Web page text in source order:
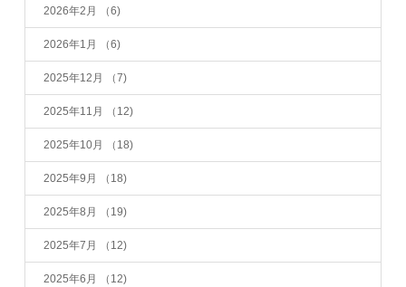
2026年2月 （6)
2026年1月 （6)
2025年12月 （7)
2025年11月 （12)
2025年10月 （18)
2025年9月 （18)
2025年8月 （19)
2025年7月 （12)
2025年6月 （12)